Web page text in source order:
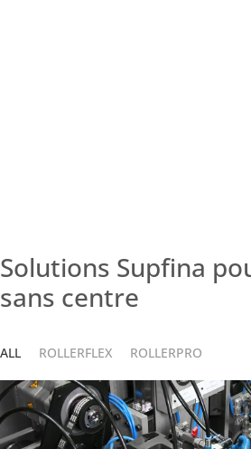
Solutions Supfina
sans centre
ALL ROLLERFLEX ROLLERPRO